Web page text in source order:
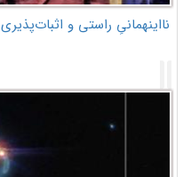
نااینهمانیِ راستی و اثبات‌پذیری